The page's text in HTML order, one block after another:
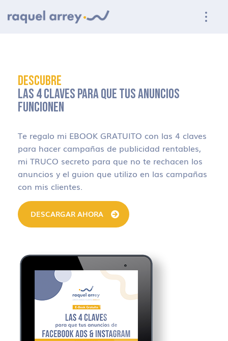
DESCUBRE
LAS 4 CLAVES PARA QUE TUS ANUNCIOS
FUNCIONEN
Te regalo mi EBOOK GRATUITO con las 4 claves
para hacer campañas de publicidad rentables,
mi TRUCO secreto para que no te rechacen los
anuncios y el guion que utilizo en las campañas
con mis clientes.
DESCARGAR AHORA